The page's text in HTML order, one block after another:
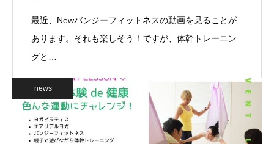
最近、Newバンジーフィットネスの動画を見ることが
あります。それも楽しそう！ですが、体幹トレーニン
グと…
news